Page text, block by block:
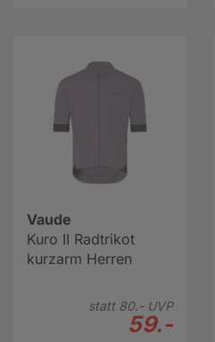
Vaude
Kuro II Radtrikot
kurzarm Herren
statt 80.-UVP
59.-